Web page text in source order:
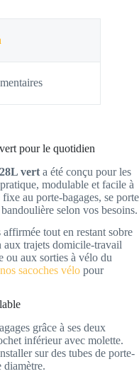
pour le quotidien
vert a été conçu pour les
modulable et facile à
au porte-bagages, se porte
selon vos besoins.
tout en restant sobre
aux trajets domicile-travail
ou aux sorties à vélo du
sacoches vélo pour
grâce à ses deux
inférieur avec molette.
sur des tubes de porte-
diamètre.